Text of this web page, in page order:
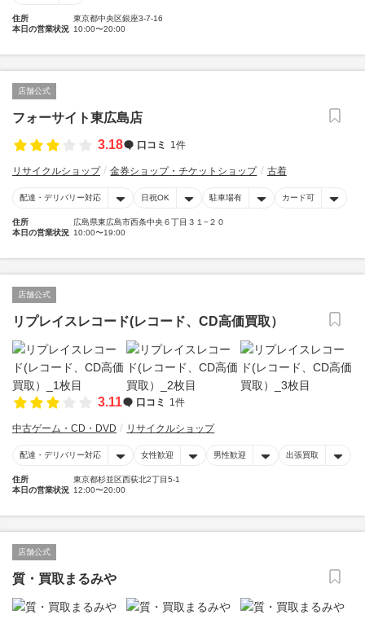
住所
東京都中央区銀座3-7-16
本日の営業状況 10:00〜20:00
店舗公式
フォーサイト東広島店
3.18
口コミ 1件
リサイクルショップ 金券ショップ・チケットショップ 古着
配達・デリバリー対応 日祝OK 駐車場有 カード可
住所
広島県東広島市西条中央６丁目３１−２０
本日の営業状況 10:00〜19:00
店舗公式
リプレイスレコード(レコード、CD高価買取）
3.11 口コミ 1件
中古ゲーム・CD・DVD リサイクルショップ
配達・デリバリー対応 女性歓迎 男性歓迎 出張買取
住所
東京都杉並区西荻北2丁目5-1
本日の営業状況 12:00〜20:00
店舗公式
質・買取まるみや